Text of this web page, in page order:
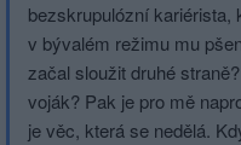
bezskrupulózní
v bývalém režimu mu
začal sloužit druhé
voják? Pak je pro mě
je věc, která se nedělá.